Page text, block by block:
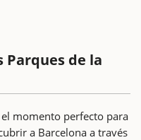
Parques de la
momento perfecto para
a Barcelona a través